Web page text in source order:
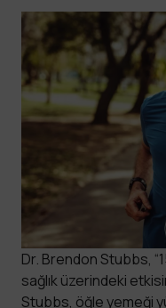
Dr. Brendon Stubbs,
sağlık üzerindeki
Stubbs, öğle yemeği